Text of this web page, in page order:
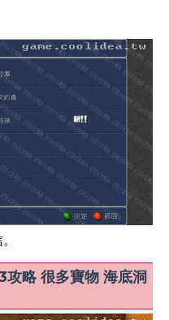
略 很多寶物 海底洞